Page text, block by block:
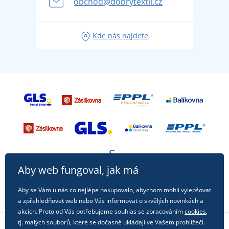
Kde nás najdete
Aby web fungoval, jak má
Aby se Vám u nás co nejlépe nakupovalo, abychom mohli vylepšovat
a zpřehledňovat web nebo Vás informovat o skvělých novinkách a
akcích. Proto od Vás potřebujeme souhlas se zpracovánímcookies,
tj. malých souborů, které se dočasně ukládají ve Vašem prohlížeči.